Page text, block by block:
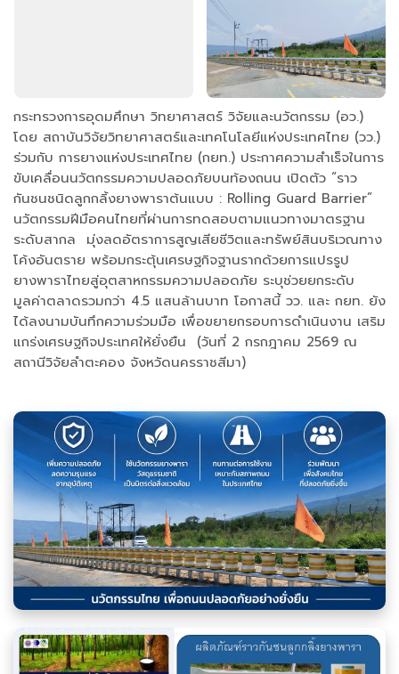
กระทรวงการอุดมศึกษา วิทยาศาสตร์ วิจัยและนวัตกรรม (อว.)
โดย สถาบันวิจัยวิทยาศาสตร์และเทคโนโลยีแห่งประเทศไทย (วว.)
ร่วมกับ การยางแห่งประเทศไทย (กยท.) ประกาศความสำเร็จในการ
ขับเคลื่อนนวัตกรรมความปลอดภัยบนท้องถนน เปิดตัว “ราว
กันชนชนิดลูกกลิ้งยางพาราต้นแบบ : Rolling Guard Barrier”
นวัตกรรมฝีมือคนไทยที่ผ่านการทดสอบตามแนวทางมาตรฐาน
ระดับสากล มุ่งลดอัตราการสูญเสียชีวิตและทรัพย์สินบริเวณทาง
โค้งอันตราย พร้อมกระตุ้นเศรษฐกิจฐานรากด้วยการแปรรูป
ยางพาราไทยสู่อุตสาหกรรมความปลอดภัย ระบุช่วยยกระดับ
มูลค่าตลาดรวมกว่า 4.5 แสนล้านบาท โอกาสนี้ วว. และ กยท. ยัง
ได้ลงนามบันทึกความร่วมมือ เพื่อขยายกรอบการดำเนินงาน เสริม
แกร่งเศรษฐกิจประเทศให้ยั่งยืน (วันที่ 2 กรกฎาคม 2569 ณ
สถานีวิจัยลำตะคอง จังหวัดนครราชสีมา)